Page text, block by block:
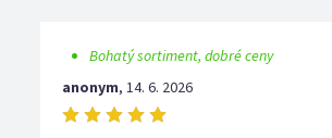
Bohatý sortiment, dobré ceny
anonym, 14. 6. 2026